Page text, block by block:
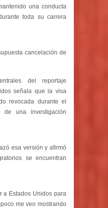
una conducta
toda su carrera
cancelación de
del reportaje
señala que la visa
revocada durante el
de una investigación
esa versión y afirmó
se encuentran
a Estados Unidos para
me veo mostrando